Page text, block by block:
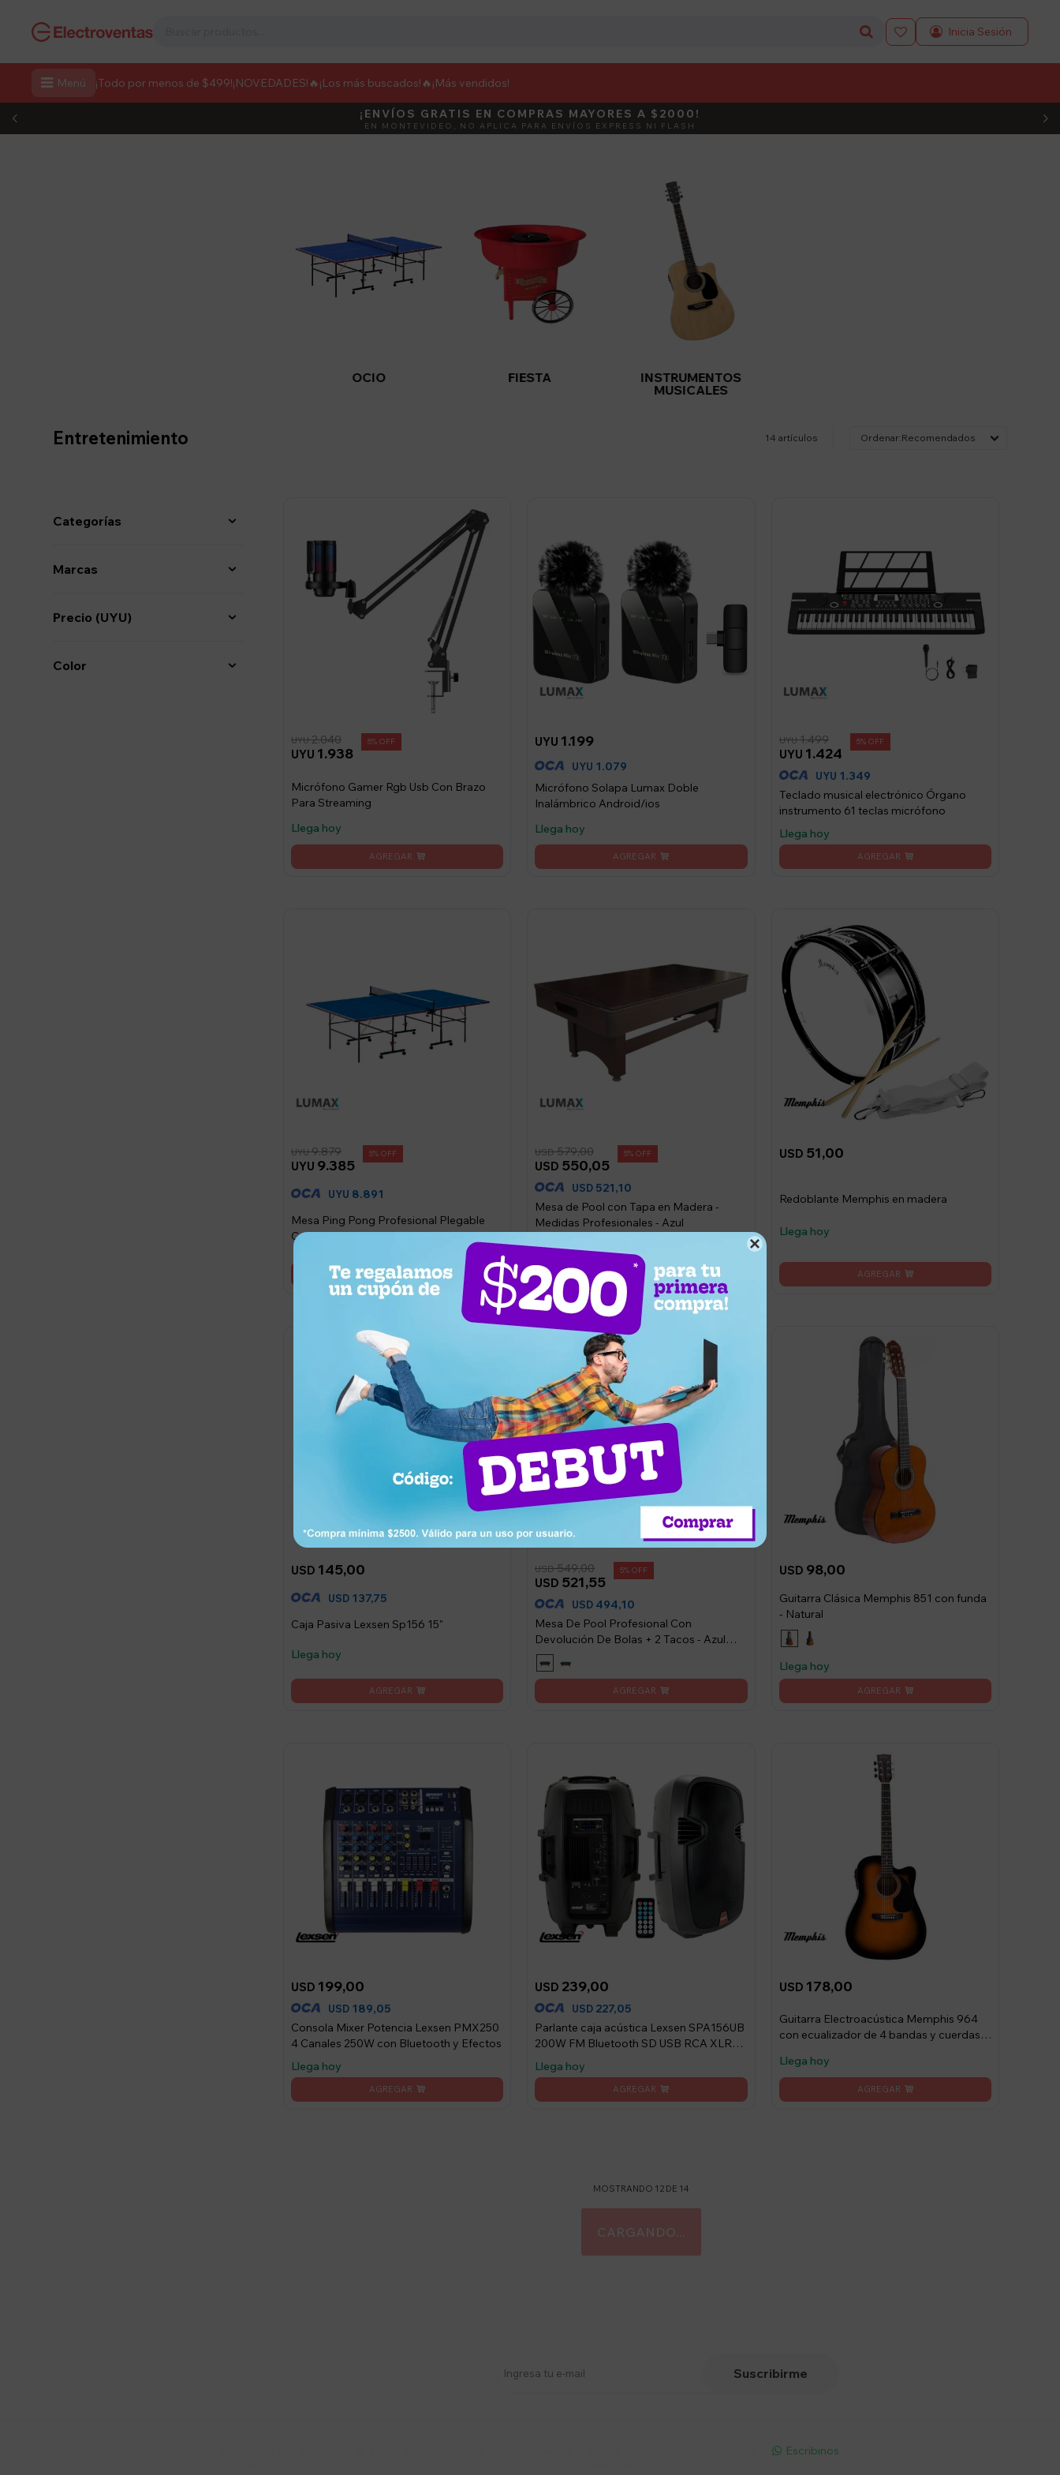

 Menú ¡Todo por menos de $499!¡NOVEDADES! 🔥¡Los más buscados!🔥 ¡Más vendidos!

DEBUT ACTIVÁ EL CÓDIGO
¡ENVÍOS GRATIS EN COMPRAS MAYORES A $2000!
EN MONTEVIDEO, NO APLICA PARA ENVÍOS EXPRESS NI FLASH
¡ENVÍOS FLASH! LLEGA EN 2 HORAS
SOLO PARA MONTEVIDEO EN PRODUCTOS SELECCIONADOS
OCIO FIESTA
INSTRUMENTOS
MUSICALES
Entretenimiento 14 artículos Recomendados
UYU 1.938
UYU 2.040 5
Micrófono Gamer Rgb Usb Con Brazo
Para Streaming
Llega hoy
UYU 1.199
UYU 1.079
Micrófono Solapa Lumax Doble
Inalámbrico Android/ios
Llega hoy
UYU 1.424
UYU 1.499 5
UYU 1.349
Teclado musical electrónico Órgano
instrumento 61 teclas micrófono
Llega hoy
UYU 9.385
UYU 9.879 5
UYU 8.891
Mesa Ping Pong Profesional Plegable
Con Ruedas Y Accesorios
USD 550,05
USD 579,00 5
USD 521,10
Mesa de Pool con Tapa en Madera -
Medidas Profesionales - Azul
USD 51,00
Redoblante Memphis en madera
Llega hoy
USD 145,00
USD 137,75
Caja Pasiva Lexsen Sp156 15"
Llega hoy
USD 521,55
USD 549,00 5
USD 494,10
Mesa De Pool Profesional Con
Devolución De Bolas + 2 Tacos - Azul
marino
USD 98,00
Guitarra Clásica Memphis 851 con funda
- Natural
Llega hoy
USD 199,00
USD 189,05
Consola Mixer Potencia Lexsen PMX250
4 Canales 250W con Bluetooth y Efectos
Llega hoy
USD 239,00
USD 227,05
Parlante caja acústica Lexsen SPA156UB
200W FM Bluetooth SD USB RCA XLR
Jack 1/4
Llega hoy
USD 178,00
Guitarra Electroacústica Memphis 964
con ecualizador de 4 bandas y cuerdas
Llega hoy
MOSTRANDO 12DE 14
Categorías
Marcas
Precio (UYU)
Color
Suscribirme
 Escribinos